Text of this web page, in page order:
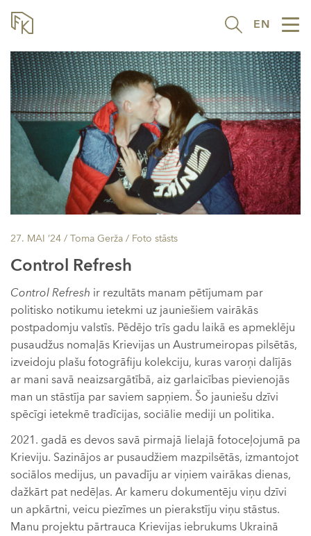
EN
27. MAI ’24 / Toma Gerža / Foto stāsts
Control Refresh
Control Refresh ir rezultāts manam pētījumam par
politisko notikumu ietekmi uz jauniešiem vairākās
postpadomju valstīs. Pēdējo trīs gadu laikā es apmeklēju
pusaudžus nomaļās Krievijas un Austrumeiropas pilsētās,
izveidoju plašu fotogrāfiju kolekciju, kuras varoņi dalījās
ar mani savā neaizsargātībā, aiz garlaicības pievienojās
man un stāstīja par saviem sapņiem. Šo jauniešu dzīvi
spēcīgi ietekmē tradīcijas, sociālie mediji un politika.
2021. gadā es devos savā pirmajā lielajā fotoceļojumā pa
Krieviju. Sazinājos ar pusaudžiem mazpilsētās, izmantojot
sociālos medijus, un pavadīju ar viņiem vairākas dienas,
dažkārt pat nedēļas. Ar kameru dokumentēju viņu dzīvi
un apkārtni, veicu piezīmes un pierakstīju viņu stāstus.
Manu projektu pārtrauca Krievijas iebrukums Ukrainā